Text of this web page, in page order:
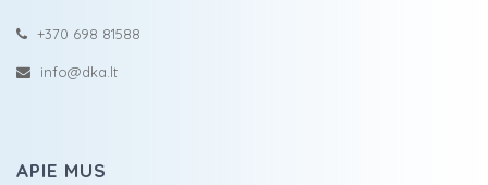
+370 698 81588
info@dka.lt
APIE MUS